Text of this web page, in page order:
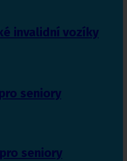
invalidní vozíky
seniory
seniory